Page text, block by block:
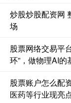
炒股炒股配资网
场
股票网络交易平
环”，做物理AI
股票账户怎么配
医药等行业现亮